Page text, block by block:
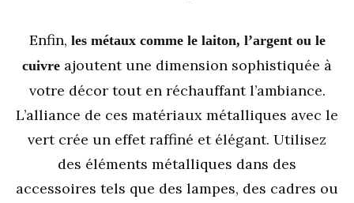
Enfin, les métaux comme le laiton, l’argent ou le
cuivre ajoutent une dimension sophistiquée à
votre décor tout en réchauffant l’ambiance.
L’alliance de ces matériaux métalliques avec le
vert crée un effet raffiné et élégant. Utilisez
des éléments métalliques dans des
accessoires tels que des lampes, des cadres ou